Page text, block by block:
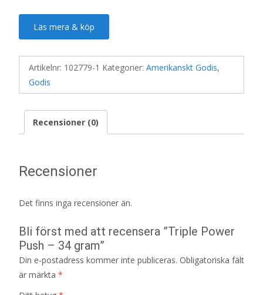
Läs mera & köp
Artikelnr: 102779-1 Kategorier: Amerikanskt Godis,
Godis
Recensioner (0)
Recensioner
Det finns inga recensioner än.
Bli först med att recensera ”Triple Power
Push – 34 gram”
Din e-postadress kommer inte publiceras. Obligatoriska fält
är märkta *